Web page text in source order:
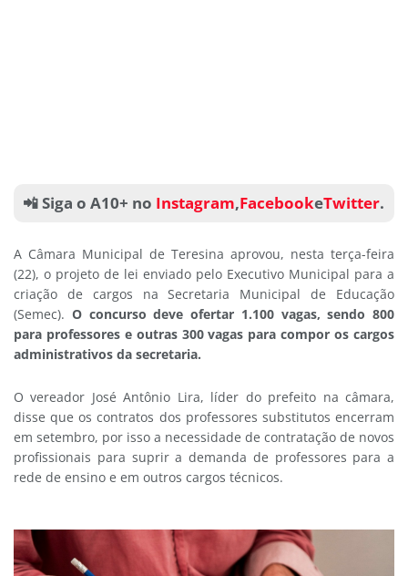
📲 Siga o A10+ no Instagram,FacebookeTwitter.
A Câmara Municipal de Teresina aprovou, nesta terça-feira
(22), o projeto de lei enviado pelo Executivo Municipal para a
criação de cargos na Secretaria Municipal de Educação
(Semec). O concurso deve ofertar 1.100 vagas, sendo 800
para professores e outras 300 vagas para compor os cargos
administrativos da secretaria.
O vereador José Antônio Lira, líder do prefeito na câmara,
disse que os contratos dos professores substitutos encerram
em setembro, por isso a necessidade de contratação de novos
profissionais para suprir a demanda de professores para a
rede de ensino e em outros cargos técnicos.